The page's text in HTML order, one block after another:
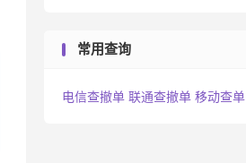
常用查询
电信查撤单 联通查撤单 移动查单